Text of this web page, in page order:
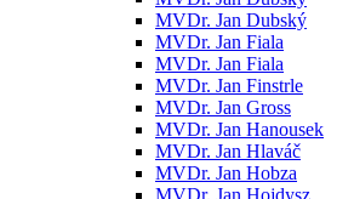
MVDr. Jan Dubský
MVDr. Jan Fiala
MVDr. Jan Fiala
MVDr. Jan Finstrle
MVDr. Jan Gross
MVDr. Jan Hanousek
MVDr. Jan Hlaváč
MVDr. Jan Hobza
MVDr. Jan Hojdysz